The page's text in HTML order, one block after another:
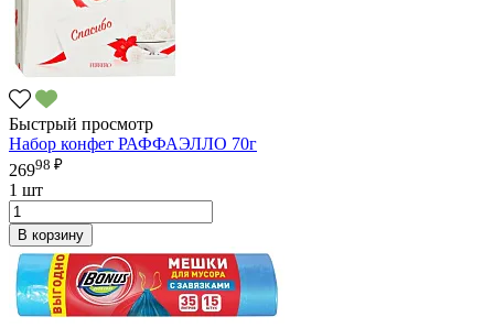
Быстрый просмотр
Набор конфет РАФФАЭЛЛО 70г
26998 ₽
1 шт
В корзину